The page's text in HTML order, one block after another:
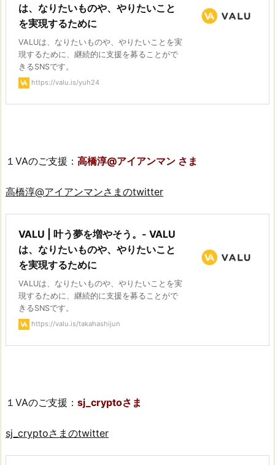
は、なりたいものや、やりたいこと
を実現するために
VALUは、なりたいものや、やりたいことを実
現するために、継続的に支援を募ることがで
きるSNSです。
https://valu.is/yuh24
１VAのご支援： 高橋淳@アイアンマン さま
高橋淳@アイアンマンさまのtwitter
VALU | 叶う夢を増やそう。- VALU
は、なりたいものや、やりたいこと
を実現するために
VALUは、なりたいものや、やりたいことを実
現するために、継続的に支援を募ることがで
きるSNSです。
https://valu.is/takahashijun
１VAのご支援： sj_cryptoさま
sj_cryptoさまのtwitter